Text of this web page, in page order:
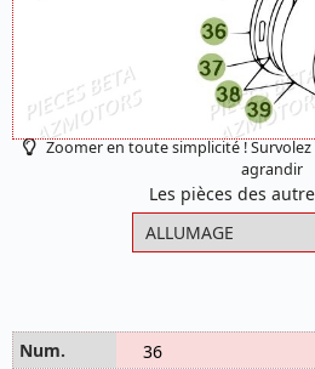
Zoomer en toute simplicité !
agrandir
Les pièces des
36